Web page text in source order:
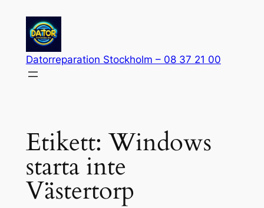
innehåll
Datorreparation Stockholm – 08 37 21 00
Etikett:Windows
starta inte
Västertorp